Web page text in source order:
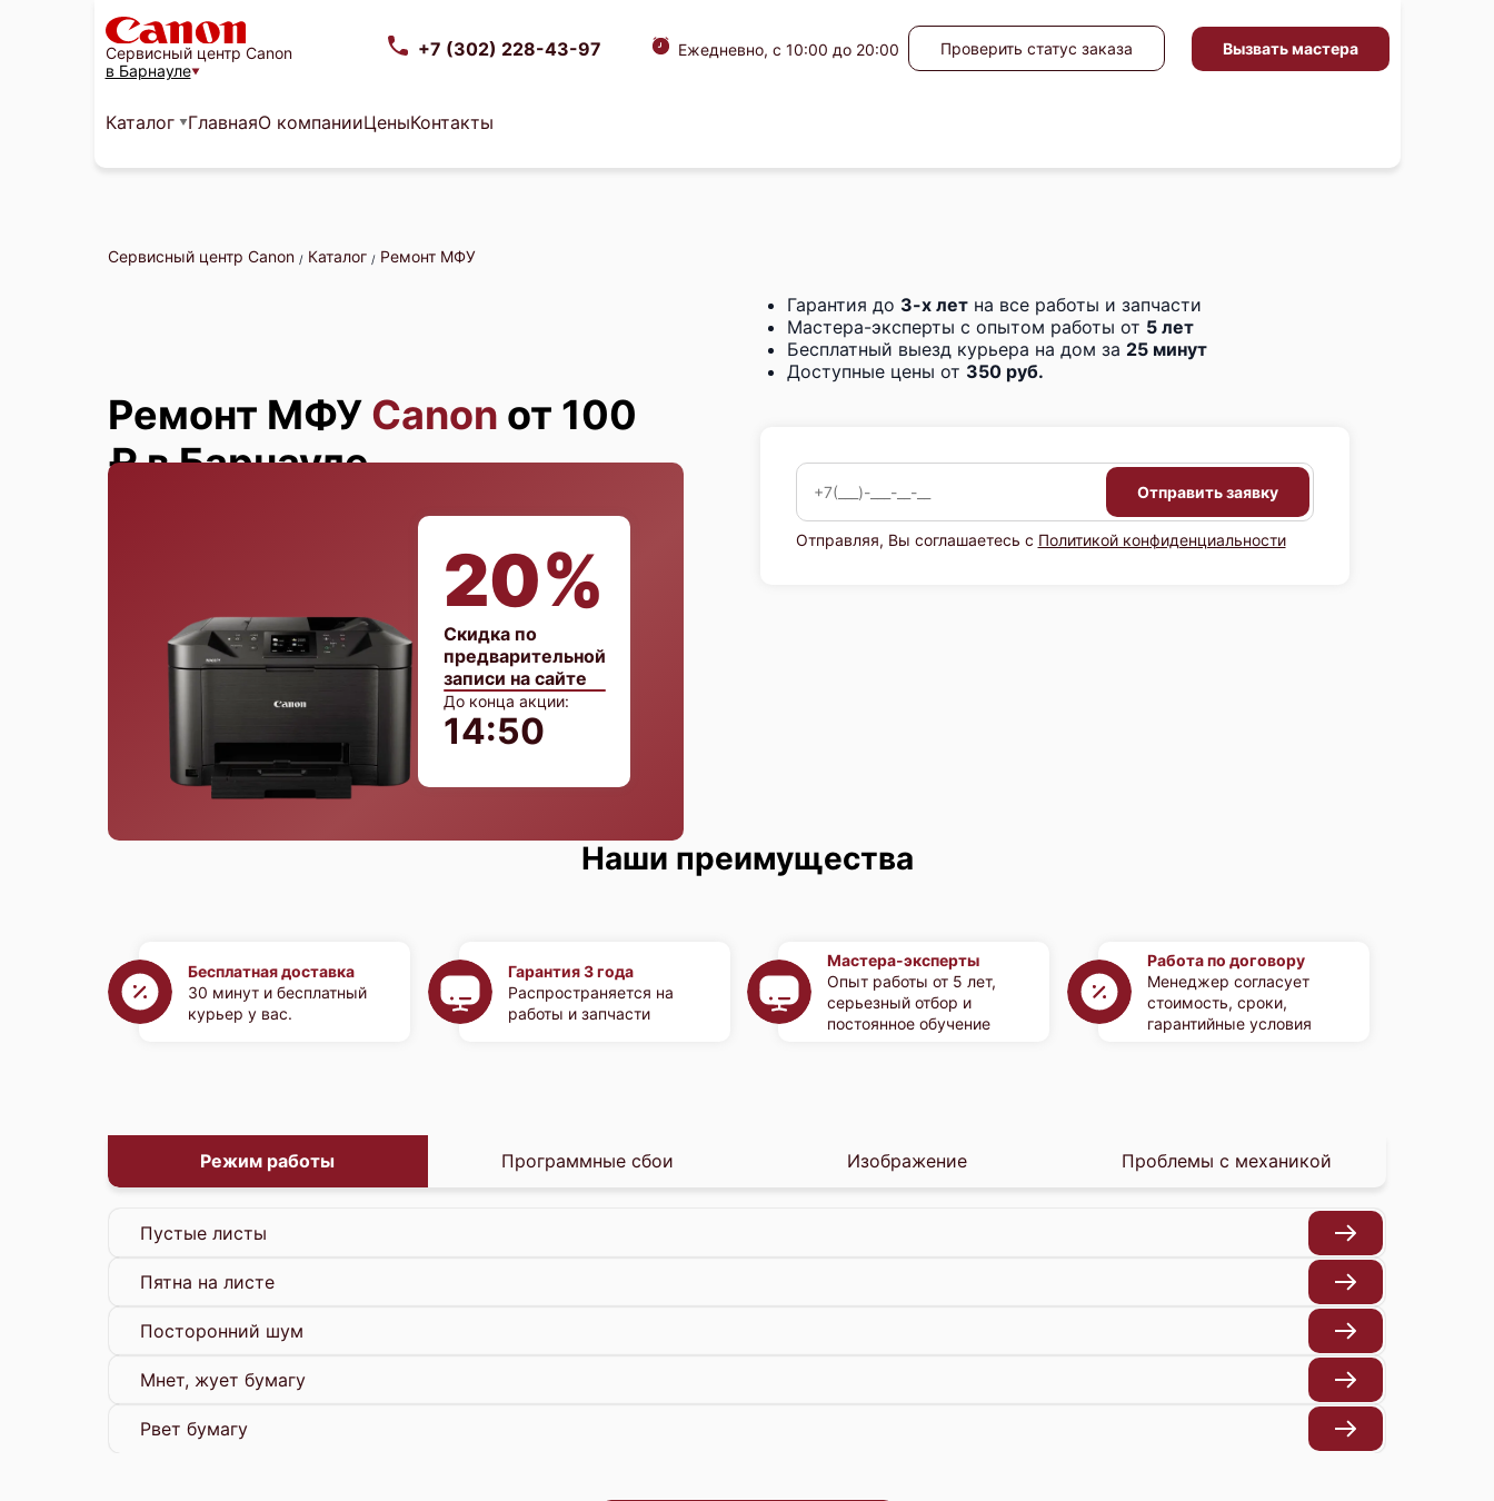
Сервисный центр Canon
в Барнауле
+7 (302) 228-43-97 Ежедневно, с 10:00 до 20:00 Проверить статус заказа Вызвать мастера
Каталог ГлавнаяО компанииЦеныКонтакты
Сервисный центр Canon / Каталог / Ремонт МФУ
Ремонт МФУ Canon от 100
₽ в Барнауле
Гарантия до 3-х летна все работы и запчасти
Мастера-эксперты с опытом работы от 5 лет
Бесплатный выезд курьера на дом за 25 минут
Доступные цены от 350 руб.
Отправить заявку
Отправляя, Вы соглашаетесь с Политикой конфиденциальности
20%
Скидка по
предварительной
записи на сайте
До конца акции:
14:49
Наши преимущества
Бесплатная доставка
30 минут и бесплатный
курьер у вас.
Гарантия 3 года
Распространяется на
работы и запчасти
Мастера-эксперты
Опыт работы от 5 лет,
серьезный отбор и
постоянное обучение
Работа по договору
Менеджер согласует
стоимость, сроки,
гарантийные условия
Режим работы Программные сбои Изображение Проблемы с механикой
Пустые листы
Пятна на листе
Посторонний шум
Мнет, жует бумагу
Рвет бумагу